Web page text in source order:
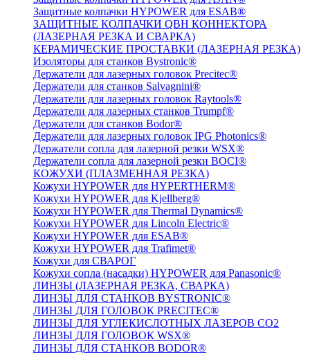
Защитные колпачки HYPOWER для ESAB®
ЗАЩИТНЫЕ КОЛПАЧКИ QBH КОННЕКТОРА
(ЛАЗЕРНАЯ РЕЗКА И СВАРКА)
КЕРАМИЧЕСКИЕ ПРОСТАВКИ (ЛАЗЕРНАЯ РЕЗКА)
Изоляторы для станков Bystronic®
Держатели для лазерных головок Precitec®
Держатели для станков Salvagnini®
Держатели для лазерных головок Raytools®
Держатели для лазерных станков Trumpf®
Держатели для станков Bodor®
Держатели для лазерных головок IPG Photonics®
Держатели сопла для лазерной резки WSX®
Держатели сопла для лазерной резки BOCI®
КОЖУХИ (ПЛАЗМЕННАЯ РЕЗКА)
Кожухи HYPOWER для HYPERTHERM®
Кожухи HYPOWER для Kjellberg®
Кожухи HYPOWER для Thermal Dynamics®
Кожухи HYPOWER для Lincoln Electric®
Кожухи HYPOWER для ESAB®
Кожухи HYPOWER для Trafimet®
Кожухи для СВАРОГ
Кожухи сопла (насадки) HYPOWER для Panasonic®
ЛИНЗЫ (ЛАЗЕРНАЯ РЕЗКА, СВАРКА)
ЛИНЗЫ ДЛЯ СТАНКОВ BYSTRONIC®
ЛИНЗЫ ДЛЯ ГОЛОВОК PRECITEC®
ЛИНЗЫ ДЛЯ УГЛЕКИСЛОТНЫХ ЛАЗЕРОВ CO2
ЛИНЗЫ ДЛЯ ГОЛОВОК WSX®
ЛИНЗЫ ДЛЯ СТАНКОВ BODOR®